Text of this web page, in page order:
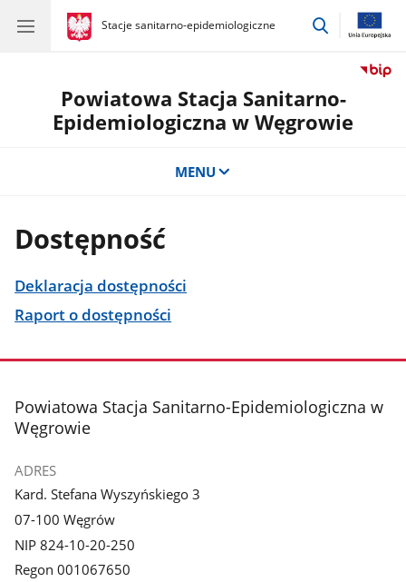
gov.pl
Stacje sanitarno-epidemiologiczne
gov.pl
Stacje
przejdź
Powiatowa Stacja Sanitarno-
Epidemiologiczna w Węgrowie
MENU
Dostępność
Deklaracja dostępności
Raport o dostępności
stopka
Powiatowa Stacja Sanitarno-Epidemiologiczna w
Węgrowie
ADRES
Kard. Stefana Wyszyńskiego 3
07-100 Węgrów
NIP 824-10-20-250
Regon 001067650